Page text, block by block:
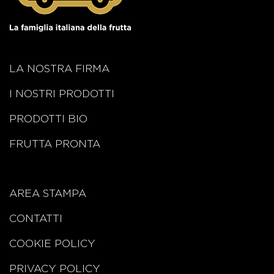
LA NOSTRA FIRMA
I NOSTRI PRODOTTI
PRODOTTI BIO
FRUTTA PRONTA
AREA STAMPA
CONTATTI
COOKIE POLICY
PRIVACY POLICY